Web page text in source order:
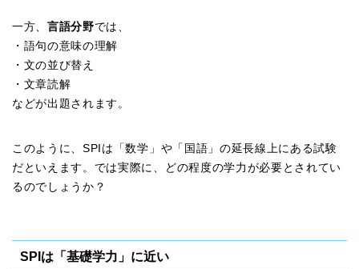
一方、言語分野では、
・語句の意味の理解
・文の並び替え
・文章読解
などが出題されます。
このように、SPIは「数学」や「国語」の延長線上にある試験
だといえます。では実際に、どの程度の学力が必要とされてい
るのでしょうか？
SPIは「基礎学力」に近い